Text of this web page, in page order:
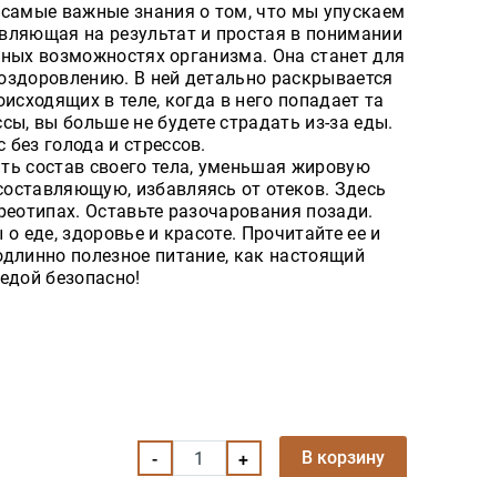
важные знания о том, что мы упускаем
на результат и простая в понимании
возможностях организма. Она станет для
В ней детально раскрывается
в теле, когда в него попадает та
вы больше не будете страдать из-за еды.
голода и стрессов.
состав своего тела, уменьшая жировую
избавляясь от отеков. Здесь
Оставьте разочарования позади.
еде, здоровье и красоте. Прочитайте ее и
полезное питание, как настоящий
безопасно!
В корзину